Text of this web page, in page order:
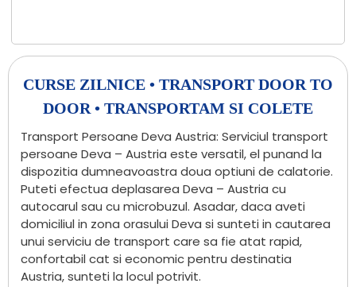
CURSE ZILNICE • TRANSPORT DOOR TO
DOOR • TRANSPORTAM SI COLETE
Transport Persoane Deva Austria: Serviciul transport
persoane Deva – Austria este versatil, el punand la
dispozitia dumneavoastra doua optiuni de calatorie.
Puteti efectua deplasarea Deva – Austria cu
autocarul sau cu microbuzul. Asadar, daca aveti
domiciliul in zona orasului Deva si sunteti in cautarea
unui serviciu de transport care sa fie atat rapid,
confortabil cat si economic pentru destinatia
Austria, sunteti la locul potrivit.